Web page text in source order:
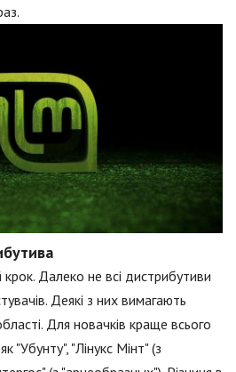
Далеко не всі дистрибутиви
Деякі з них вимагають
Для новачків краще всього
"Убунту", "Лінукс Мінт" (з